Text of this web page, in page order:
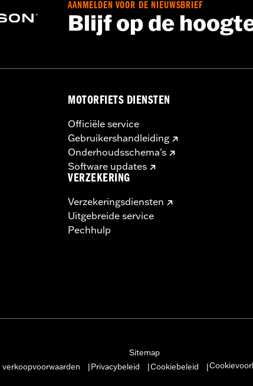
AANMELDEN VOOR DE NIEUWSBRIEF
Blijf op de
MOTORFIETS DIENSTEN
Officiële service
Gebruikershandleiding
Onderhoudsschema's
Software updates
VERZEKERING
Verzekeringsdiensten
Uitgebreide service
Pechhulp
Sitemap
verkoopvoorwaarden Privacybeleid Cookiebeleid